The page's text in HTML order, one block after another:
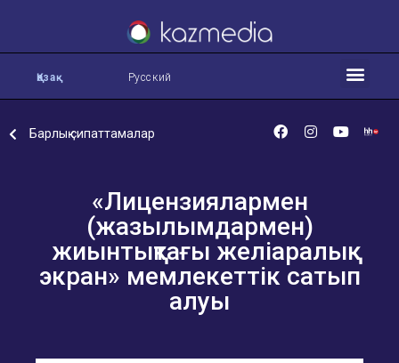
Қазақ Русский
Барлық сипаттамалар
«Лицензиялармен
(жазылымдармен)
жиынтықтағы желіаралық
экран» мемлекеттік сатып
алуы